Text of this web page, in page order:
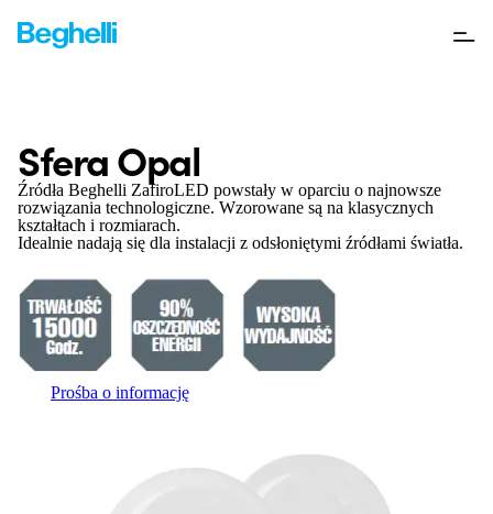
Sfera Opal
Źródła Beghelli ZafiroLED powstały w oparciu o najnowsze
rozwiązania technologiczne. Wzorowane są na klasycznych
kształtach i rozmiarach.
Idealnie nadają się dla instalacji z odsłoniętymi źródłami światła.
Prośba o informację